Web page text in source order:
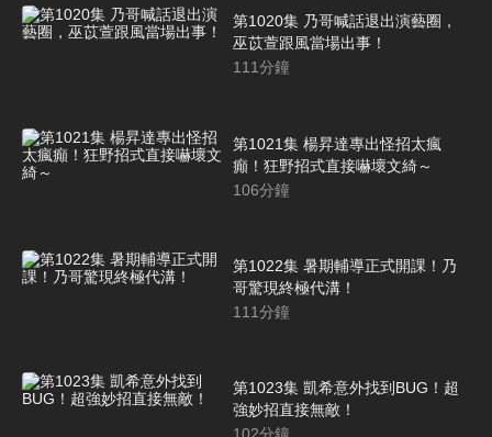
第1020集 乃哥喊話退出演藝圈，
巫苡萱跟風當場出事！
111分鐘
第1021集 楊昇達專出怪招太瘋
癲！狂野招式直接嚇壞文綺～
106分鐘
第1022集 暑期輔導正式開課！乃
哥驚現終極代溝！
111分鐘
第1023集 凱希意外找到BUG！超
強妙招直接無敵！